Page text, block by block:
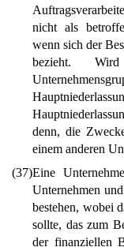
nicht als
wenn sich der
bezieht.
denn, die
einem anderen
(37)Eine
Unternehmen
bestehen, wobei
sollte, das zum
der finanziellen